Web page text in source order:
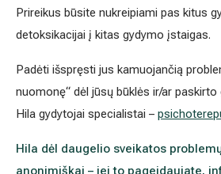
Prireikus būsite nukreipiami pas kitus
detoksikacijai į kitas gydymo įstaigas.
Padėti išspręsti jus kamuojančią
nuomonę“ dėl jūsų būklės ir/ar
Hila gydytojai specialistai –
Hila dėl daugelio sveikatos
anonimiškai – jei to pageidaujate,